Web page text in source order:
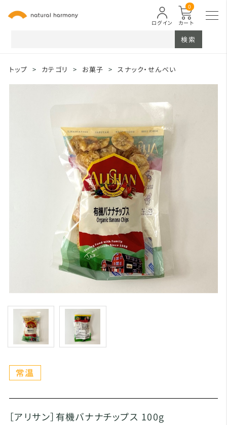
カート
0
ログイン
検索
トップ > カテゴリ > お菓子 > スナック・せんべい
［アリサン］有機バナナチップス 100g